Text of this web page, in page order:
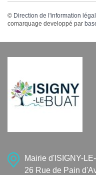
© Direction de l'information
comarquage developpé par
Mairie d'ISIGNY-
26 Rue de Pain